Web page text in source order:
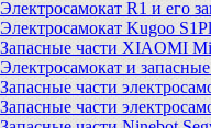
Электросамокат R1 и его
Электросамокат Kugoo
Запасные части XIAOMI
Электросамокат и
Запасные части
Запасные части